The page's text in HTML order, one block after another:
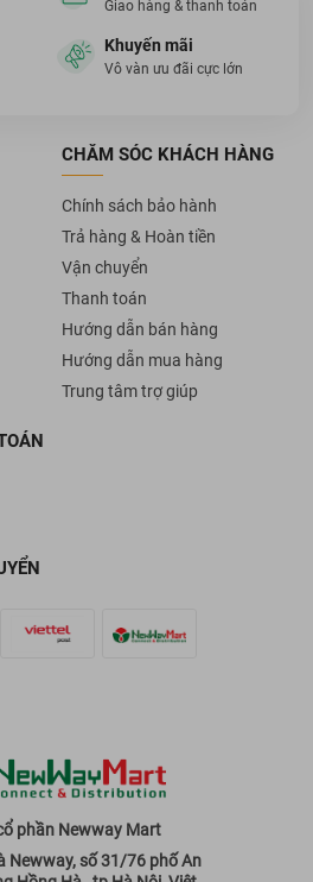
Giao hàng & thanh toán
Khuyến mãi
Vô vàn ưu đãi cực lớn
CHĂM SÓC KHÁCH HÀNG
Chính sách bảo hành
Trả hàng & Hoàn tiền
Vận chuyển
Thanh toán
Hướng dẫn bán hàng
Hướng dẫn mua hàng
Trung tâm trợ giúp
phần Newway Mart
Newway, số 31/76 phố An